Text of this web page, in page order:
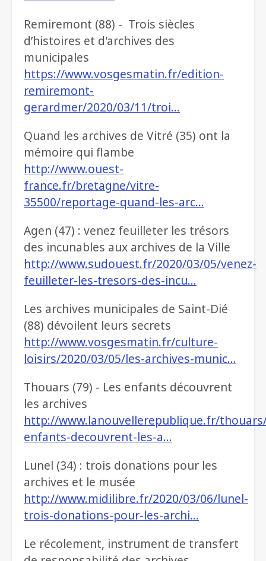
Remiremont (88) - Trois siècles
d’histoires et d'archives des
municipales
https://www.vosgesmatin.fr/edition-
remiremont-
gerardmer/2020/03/11/troi…
Quand les archives de Vitré (35) ont la
mémoire qui flambe
http://www.ouest-
france.fr/bretagne/vitre-
35500/reportage-quand-les-arc…
Agen (47) : venez feuilleter les trésors
des incunables aux archives de la Ville
http://www.sudouest.fr/2020/03/05/venez-
feuilleter-les-tresors-des-incu…
Les archives municipales de Saint-Dié
(88) dévoilent leurs secrets
http://www.vosgesmatin.fr/culture-
loisirs/2020/03/05/les-archives-munic…
Thouars (79) - Les enfants découvrent
les archives
http://www.lanouvellerepublique.fr/
enfants-decouvrent-les-a…
Lunel (34) : trois donations pour les
archives et le musée
http://www.midilibre.fr/2020/03/06/lunel-
trois-donations-pour-les-archi…
Le récolement, instrument de transfert